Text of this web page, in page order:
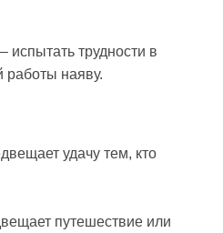
испытать трудности в
работы наяву.
удачу тем, кто
путешествие или